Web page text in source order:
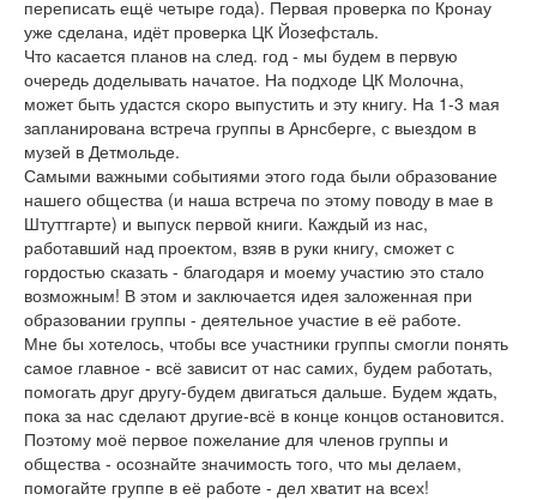
переписать ещё четыре года). Первая проверка по Кронау
уже сделана, идёт проверка ЦК Йозефсталь.
Что касается планов на след. год - мы будем в первую
очередь доделывать начатое. На подходе ЦК Молочна,
может быть удастся скоро выпустить и эту книгу. На 1-3 мая
запланирована встреча группы в Арнсберге, с выездом в
музей в Детмольде.
Самыми важными событиями этого года были образование
нашего общества (и наша встреча по этому поводу в мае в
Штуттгарте) и выпуск первой книги. Каждый из нас,
работавший над проектом, взяв в руки книгу, сможет с
гордостью сказать - благодаря и моему участию это стало
возможным! В этом и заключается идея заложенная при
образовании группы - деятельное участие в её работе.
Мне бы хотелось, чтобы все участники группы смогли понять
самое главное - всё зависит от нас самих, будем работать,
помогать друг другу-будем двигаться дальше. Будем ждать,
пока за нас сделают другие-всё в конце концов остановится.
Поэтому моё первое пожелание для членов группы и
общества - осознайте значимость того, что мы делаем,
помогайте группе в её работе - дел хватит на всех!